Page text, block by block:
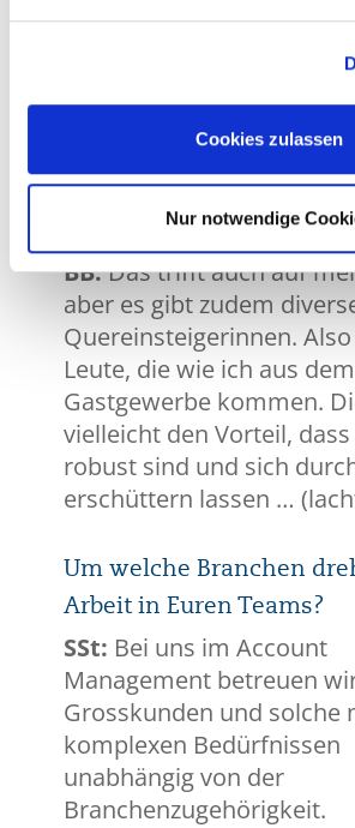
Cookies zulassen
Nur notwendige
Management haben fast
kaufmännische Lehre
BB:Das trifft auch auf
aber es gibt zudem
Quereinsteigerinnen.
Leute, die wie ich aus dem
Gastgewerbe kommen.
vielleicht den Vorteil,
robust sind und sich
erschüttern lassen …
Um welche Branchen
Arbeit in Euren Teams?
SSt: Bei uns im Account
Management betreuen
Grosskunden und solche
komplexen Bedürfnissen
unabhängig von der
Branchenzugehörigkeit.